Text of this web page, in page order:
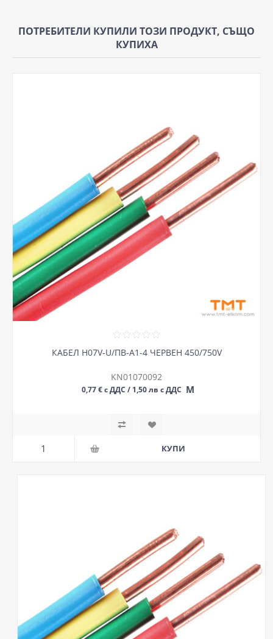
ПОТРЕБИТЕЛИ КУПИЛИ ТОЗИ ПРОДУКТ, СЪЩО
КУПИХА
КАБЕЛ H07V-U/ПВ-А1-4 ЧЕРВЕН 450/750V
KN01070092
0,77 € с ДДС / 1,50 лв с ДДС М